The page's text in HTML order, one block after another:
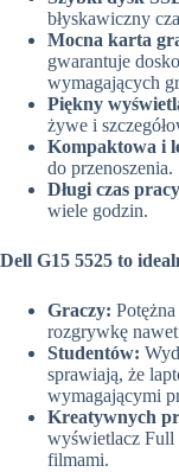
błyskawiczny
Mocna karta
gwarantuje
wymagających
Piękny
żywe i
Kompaktowa i
do przenoszenia.
Długi czas
wiele godzin.
Dell G15 5525 to
Graczy:
rozgrywkę
Studentów:
sprawiają, że
wymagającymi
Kreatywnych
wyświetlacz Full
filmami.